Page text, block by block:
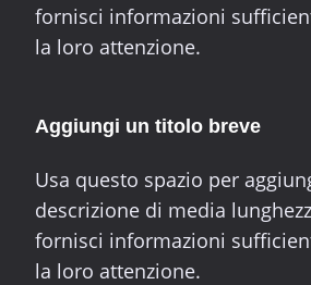
fornisci informazioni
la loro attenzione.
Aggiungi un titolo breve
Usa questo spazio per
descrizione di media
fornisci informazioni
la loro attenzione.